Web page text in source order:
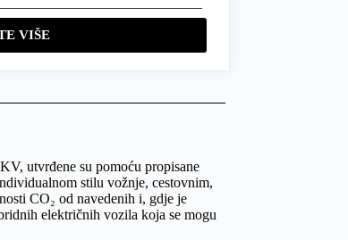
VIŠE
utvrđene su pomoću propisane
stilu vožnje, cestovnim,
CO₂ od navedenih i, gdje je
električnih vozila koja se mogu